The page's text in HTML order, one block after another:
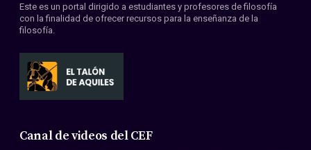
Convenios
Este es un portal dirigido a estudiantes y profesores de filosofía
con la finalidad de ofrecer recursos para la enseñanza de la
filosofía.
Canal de videos del CEF